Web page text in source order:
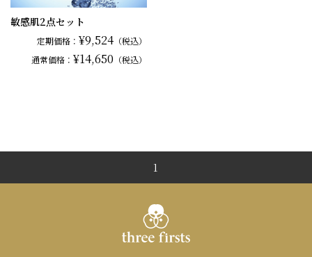
敏感肌2点セット
定期価格：¥9,524 （税込）
通常価格：¥14,650 （税込）
1